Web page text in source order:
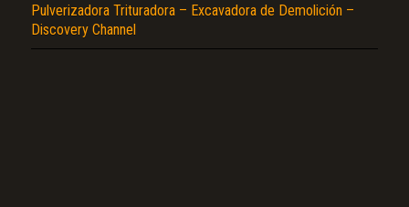
Pulverizadora Trituradora – Excavadora de Demolición –
Discovery Channel